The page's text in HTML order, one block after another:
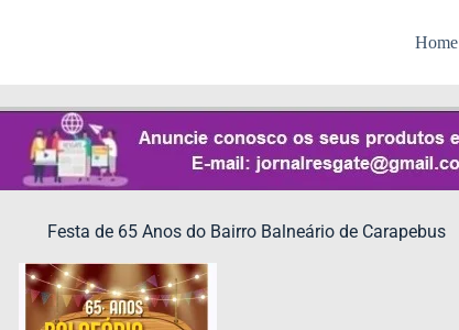
Home
Festa de 65 Anos do Bairro Balneário de Carapebus